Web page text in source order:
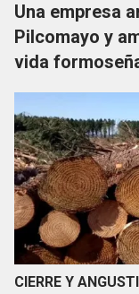
Una empresa
Pilcomayo y
vida
CIERRE Y